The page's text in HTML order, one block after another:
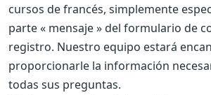
cursos de francés, simplemente
parte « mensaje » del formulario de
registro. Nuestro equipo estará
proporcionarle la información
todas sus preguntas.